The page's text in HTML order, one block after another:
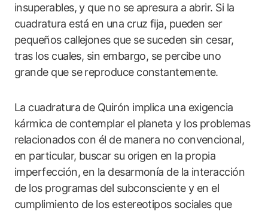
insuperables, y que no se apresura a abrir. Si la
cuadratura está en una cruz fija, pueden ser
pequeños callejones que se suceden sin cesar,
tras los cuales, sin embargo, se percibe uno
grande que se reproduce constantemente.
La cuadratura de Quirón implica una exigencia
kármica de contemplar el planeta y los problemas
relacionados con él de manera no convencional,
en particular, buscar su origen en la propia
imperfección, en la desarmonía de la interacción
de los programas del subconsciente y en el
cumplimiento de los estereotipos sociales que